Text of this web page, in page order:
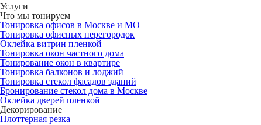
Услуги
Что мы тонируем
Тонировка офисов в Москве и МО
Тонировка офисных перегородок
Оклейка витрин пленкой
Тонировка окон частного дома
Тонирование окон в квартире
Тонировка балконов и лоджий
Тонировка стекол фасадов зданий
Бронирование стекол дома в Москве
Оклейка дверей пленкой
Декорирование
Плоттерная резка